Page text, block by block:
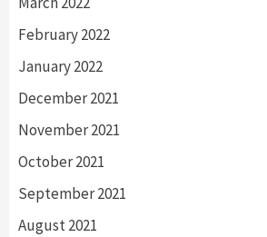
February 2022
January 2022
December 2021
November 2021
October 2021
September 2021
August 2021